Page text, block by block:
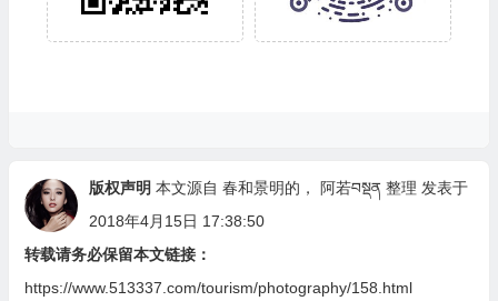
版权声明 本文源自 春和景明的， 阿若བསྡན整理 发表于
2018年4月15日 17:38:50
转载请务必保留本文链接：
https://www.513337.com/tourism/photography/158.html